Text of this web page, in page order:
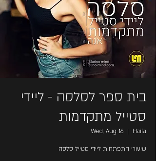
בית ספר לסלסה - ליידי
סטייל מתקדמות
Wed, Aug 16
  |
Haifa
שיעורי התפתחות ליידי סטייל סלסה